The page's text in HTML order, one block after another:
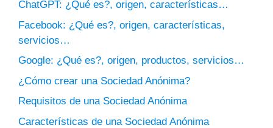
ChatGPT: ¿Qué es?, origen, características…
Facebook: ¿Qué es?, origen, características,
servicios…
Google: ¿Qué es?, origen, productos, servicios…
¿Cómo crear una Sociedad Anónima?
Requisitos de una Sociedad Anónima
Características de una Sociedad Anónima